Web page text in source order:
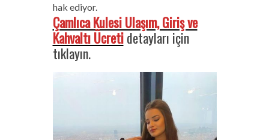
hak ediyor.
Çamlıca Kulesi Ulaşım, Giriş ve
Kahvaltı Ücretidetayları için
tıklayın.